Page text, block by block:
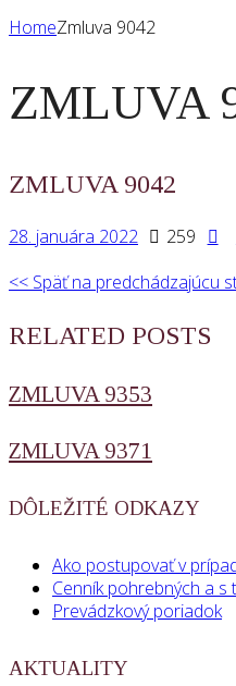
HomeZmluva 9042
ZMLUVA
ZMLUVA 9042
28. januára 2022
259
<< Späť na predchádzajúcu
RELATED POSTS
ZMLUVA 9353
ZMLUVA 9371
DÔLEŽITÉ ODKAZY
Ako postupovať v
Cenník pohrebných a s
Prevádzkový poriadok
AKTUALITY